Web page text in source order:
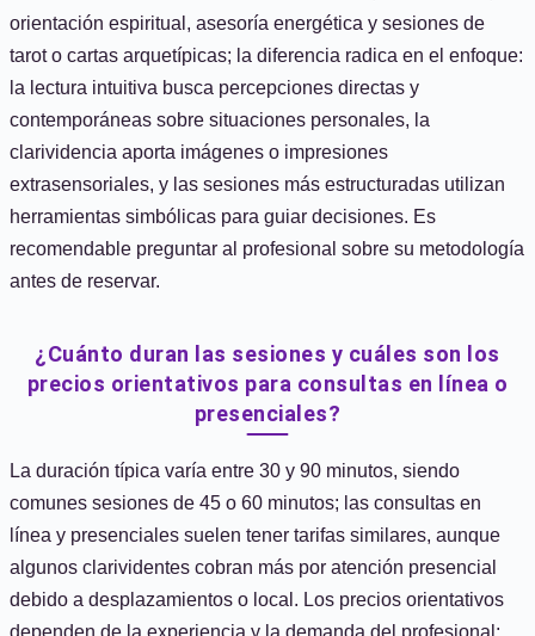
orientación espiritual, asesoría energética y sesiones de
tarot o cartas arquetípicas; la diferencia radica en el enfoque:
la lectura intuitiva busca percepciones directas y
contemporáneas sobre situaciones personales, la
clarividencia aporta imágenes o impresiones
extrasensoriales, y las sesiones más estructuradas utilizan
herramientas simbólicas para guiar decisiones. Es
recomendable preguntar al profesional sobre su metodología
antes de reservar.
¿Cuánto duran las sesiones y cuáles son los
precios orientativos para consultas en línea o
presenciales?
La duración típica varía entre 30 y 90 minutos, siendo
comunes sesiones de 45 o 60 minutos; las consultas en
línea y presenciales suelen tener tarifas similares, aunque
algunos clarividentes cobran más por atención presencial
debido a desplazamientos o local. Los precios orientativos
dependen de la experiencia y la demanda del profesional;